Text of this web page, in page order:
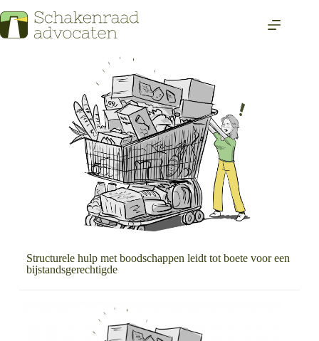
Structurele hulp met boodschappen leidt tot boete voor een
bijstandsgerechtigde